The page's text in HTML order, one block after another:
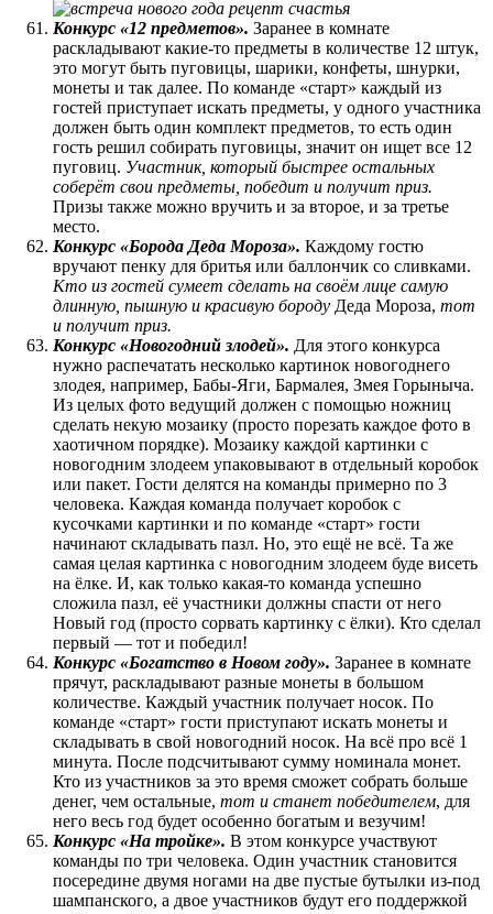
Конкурс «12 предметов». Заранее в комнате
раскладывают какие-то предметы в количестве 12 штук,
это могут быть пуговицы, шарики, конфеты, шнурки,
монеты и так далее. По команде «старт» каждый из
гостей приступает искать предметы, у одного участника
должен быть один комплект предметов, то есть один
гость решил собирать пуговицы, значит он ищет все 12
пуговиц. Участник, который быстрее остальных
соберёт свои предметы, победит и получит приз.
Призы также можно вручить и за второе, и за третье
место.
Конкурс «Борода Деда Мороза». Каждому гостю
вручают пенку для бритья или баллончик со сливками.
Кто из гостей сумеет сделать на своём лице самую
длинную, пышную и красивую бороду Деда Мороза, тот
и получит приз.
Конкурс «Новогодний злодей». Для этого конкурса
нужно распечатать несколько картинок новогоднего
злодея, например, Бабы-Яги, Бармалея, Змея Горыныча.
Из целых фото ведущий должен с помощью ножниц
сделать некую мозаику (просто порезать каждое фото в
хаотичном порядке). Мозаику каждой картинки с
новогодним злодеем упаковывают в отдельный коробок
или пакет. Гости делятся на команды примерно по 3
человека. Каждая команда получает коробок с
кусочками картинки и по команде «старт» гости
начинают складывать пазл. Но, это ещё не всё. Та же
самая целая картинка с новогодним злодеем буде висеть
на ёлке. И, как только какая-то команда успешно
сложила пазл, её участники должны спасти от него
Новый год (просто сорвать картинку с ёлки). Кто сделал
первый — тот и победил!
Конкурс «Богатство в Новом году». Заранее в комнате
прячут, раскладывают разные монеты в большом
количестве. Каждый участник получает носок. По
команде «старт» гости приступают искать монеты и
складывать в свой новогодний носок. На всё про всё 1
минута. После подсчитывают сумму номинала монет.
Кто из участников за это время сможет собрать больше
денег, чем остальные, тот и станет победителем, для
него весь год будет особенно богатым и везучим!
Конкурс «На тройке». В этом конкурсе участвуют
команды по три человека. Один участник становится
посередине двумя ногами на две пустые бутылки из-под
шампанского, а двое участников будут его поддержкой